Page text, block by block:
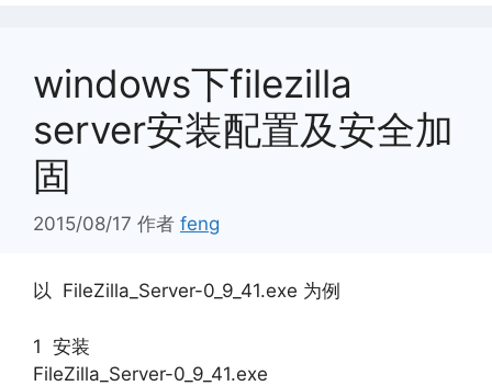
windows下filezilla
server安装配置及安全加
固
2015/08/17 作者 feng
以 FileZilla_Server-0_9_41.exe 为例
1 安装
FileZilla_Server-0_9_41.exe